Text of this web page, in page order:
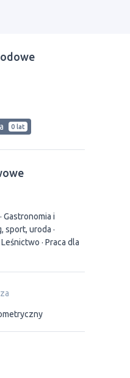
0 lat
Gastronomia i
sport, uroda
Leśnictwo
Praca dla